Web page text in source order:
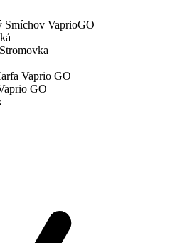
Smíchov VaprioGO
Vaprio GO
GO